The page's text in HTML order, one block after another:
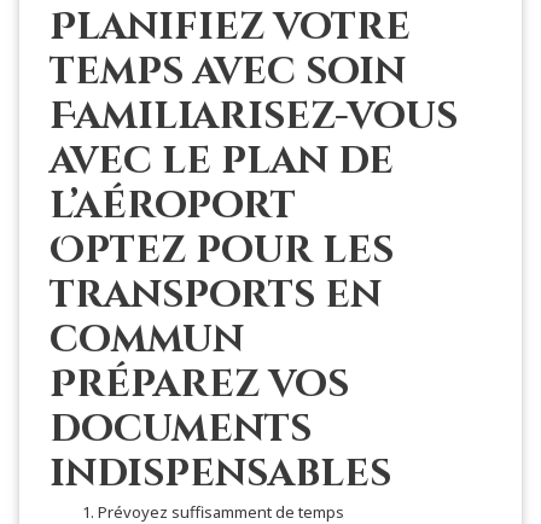
Planifiez votre
temps avec soin
Familiarisez-vous
avec le plan de
l’aéroport
Optez pour les
transports en
commun
Préparez vos
documents
indispensables
Prévoyez suffisamment de temps